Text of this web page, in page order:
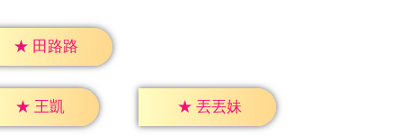
★ 田路路
★ 王凱 ★ 丟丟妹